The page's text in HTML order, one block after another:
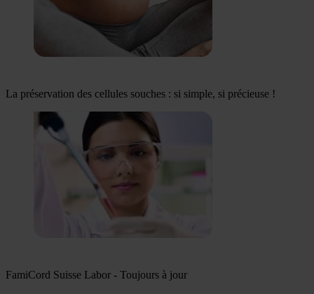
La préservation des cellules souches : si simple, si précieuse !
FamiCord Suisse Labor - Toujours à jour